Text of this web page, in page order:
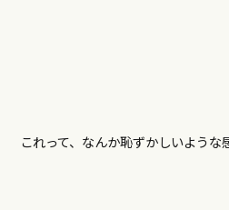
これって、なんか恥ずかしいような